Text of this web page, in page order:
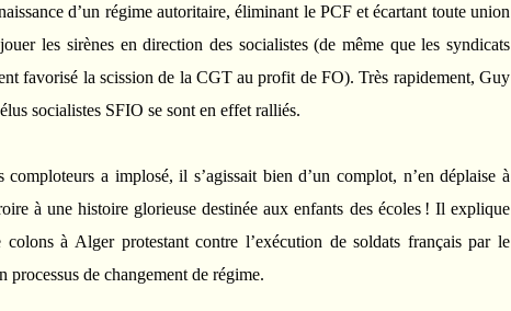
d’un régime autoritaire, éliminant le PCF et écartant toute union
les sirènes en direction des socialistes (de même que les syndicats
favorisé la scission de la CGT au profit de FO). Très rapidement, Guy
socialistes SFIO se sont en effet ralliés.
a implosé, il s’agissait bien d’un complot, n’en déplaise à
à une histoire glorieuse destinée aux enfants des écoles ! Il explique
colons à Alger protestant contre l’exécution de soldats français par le
de changement de régime.